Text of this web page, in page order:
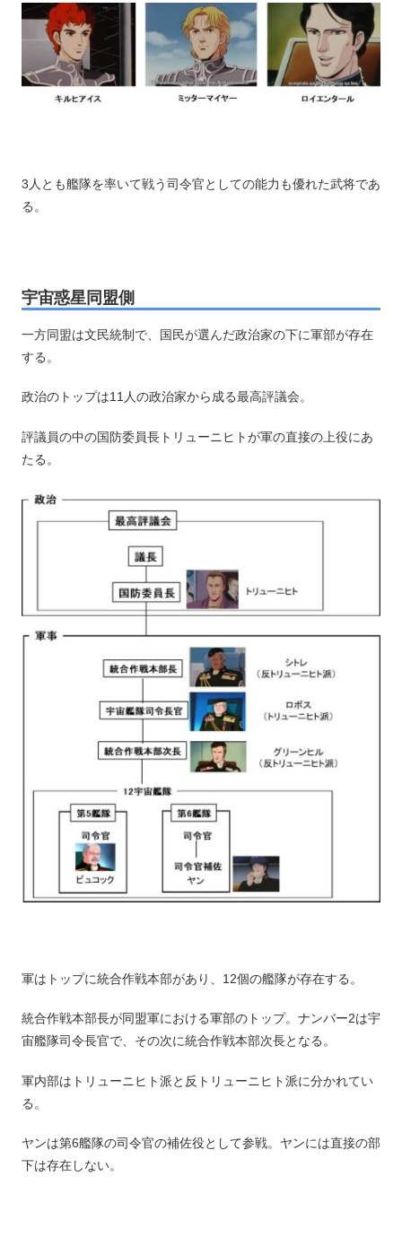
3人とも艦隊を率いて戦う司令官としての能力も優れた武将であ
る。
宇宙惑星同盟側
一方同盟は文民統制で、国民が選んだ政治家の下に軍部が存在
する。
政治のトップは11人の政治家から成る最高評議会。
評議員の中の国防委員長トリューニヒトが軍の直接の上役にあ
たる。
軍はトップに統合作戦本部があり、12個の艦隊が存在する。
統合作戦本部長が同盟軍における軍部のトップ。ナンバー2は宇
宙艦隊司令長官で、その次に統合作戦本部次長となる。
軍内部はトリューニヒト派と反トリューニヒト派に分かれてい
る。
ヤンは第6艦隊の司令官の補佐役として参戦。ヤンには直接の部
下は存在しない。